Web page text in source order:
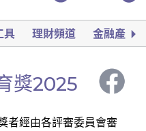
具 理財頻道 金融產品
獎2025
者經由各評審委員會審